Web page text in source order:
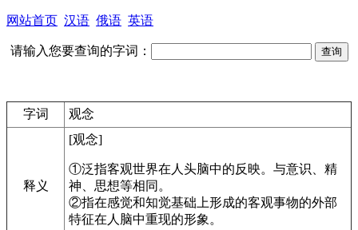
网站首页 汉语 俄语 英语
请输入您要查询的字词：
字词 观念
释义
[观念]
①泛指客观世界在人头脑中的反映。与意识、精
神、思想等相同。
②指在感觉和知觉基础上形成的客观事物的外部
特征在人脑中重现的形象。